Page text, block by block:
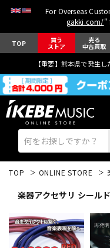
For Overseas
gakki.com/"
TOP 買う
ストア
売る
中古買取
【重要】熊本県で発生
エレキギター
TOP ONLINE STORE
楽器アクセサリ シール